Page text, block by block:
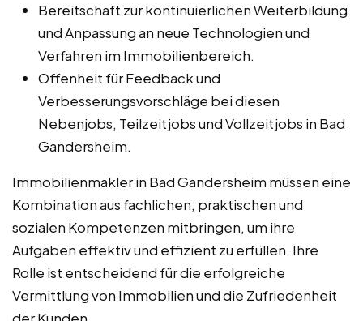
Bereitschaft zur kontinuierlichen Weiterbildung
und Anpassung an neue Technologien und
Verfahren im Immobilienbereich.
Offenheit für Feedback und
Verbesserungsvorschläge bei diesen
Nebenjobs, Teilzeitjobs und Vollzeitjobs in Bad
Gandersheim.
Immobilienmakler in Bad Gandersheim müssen eine
Kombination aus fachlichen, praktischen und
sozialen Kompetenzen mitbringen, um ihre
Aufgaben effektiv und effizient zu erfüllen. Ihre
Rolle ist entscheidend für die erfolgreiche
Vermittlung von Immobilien und die Zufriedenheit